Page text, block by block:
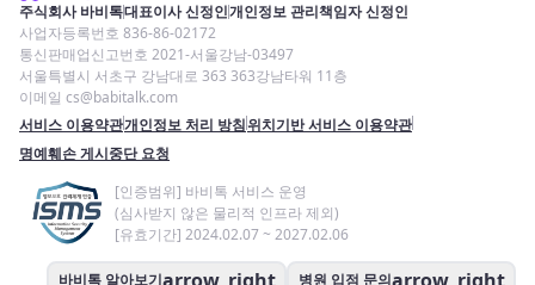
주식회사 바비톡대표이사 신정인개인정보 관리책임자 신정인
사업자등록번호 836-86-02172
통신판매업신고번호 2021-서울강남-03497
서울특별시 서초구 강남대로 363 363강남타워 11층
이메일 cs@babitalk.com
서비스 이용약관개인정보 처리 방침위치기반 서비스 이용약관
명예훼손 게시중단 요청
[인증범위] 바비톡 서비스 운영
(심사받지 않은 물리적 인프라 제외)
[유효기간] 2024.02.07 ~ 2027.02.06
바비톡 알아보기 병원 입점 문의